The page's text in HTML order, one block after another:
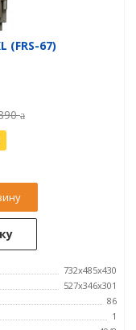
(FRS-67)
732x485x430
527х346х301
86
1